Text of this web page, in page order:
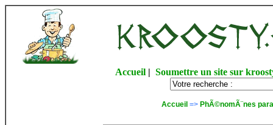
Accueil |Soumettre un site sur
Accueil => PhÃ©nomÃ¨nes